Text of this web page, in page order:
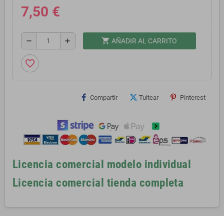
7,50 €
remove add shopping_cart AÑADIR AL CARRITO
favorite_border
Compartir Tuitear Pinterest
Licencia comercial modelo individual
Licencia comercial tienda completa